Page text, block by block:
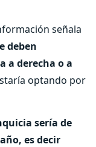
señala
deben
a derecha o a
optando por
sería de
es decir